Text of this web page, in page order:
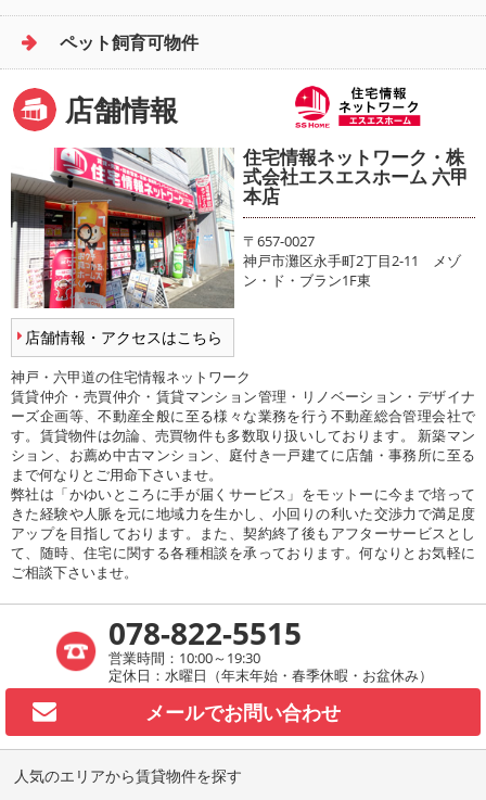
ペット飼育可物件
店舗情報
店舗情報・アクセスはこちら
住宅情報ネットワーク・株
式会社エスエスホーム 六甲
本店
〒657-0027
神戸市灘区永手町2丁目2-11 メゾ
ン・ド・ブラン1F東
神戸・六甲道の住宅情報ネットワーク
賃貸仲介・売買仲介・賃貸マンション管理・リノベーション・デザイナ
ーズ企画等、不動産全般に至る様々な業務を行う不動産総合管理会社で
す。賃貸物件は勿論、売買物件も多数取り扱いしております。 新築マン
ション、お薦め中古マンション、庭付き一戸建てに店舗・事務所に至る
まで何なりとご用命下さいませ。
弊社は「かゆいところに手が届くサービス」をモットーに今まで培って
きた経験や人脈を元に地域力を生かし、小回りの利いた交渉力で満足度
アップを目指しております。また、契約終了後もアフターサービスとし
て、随時、住宅に関する各種相談を承っております。何なりとお気軽に
ご相談下さいませ。
078-822-5515
営業時間：10:00～19:30
定休日：水曜日（年末年始・春季休暇・お盆休み）
メールでお問い合わせ
人気のエリアから賃貸物件を探す